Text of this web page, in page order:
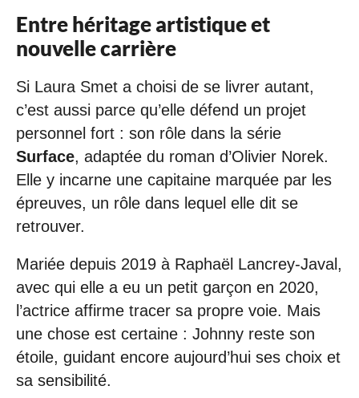
Entre héritage artistique et
nouvelle carrière
Si Laura Smet a choisi de se livrer autant,
c’est aussi parce qu’elle défend un projet
personnel fort : son rôle dans la série
Surface, adaptée du roman d’Olivier Norek.
Elle y incarne une capitaine marquée par les
épreuves, un rôle dans lequel elle dit se
retrouver.
Mariée depuis 2019 à Raphaël Lancrey-Javal,
avec qui elle a eu un petit garçon en 2020,
l’actrice affirme tracer sa propre voie. Mais
une chose est certaine : Johnny reste son
étoile, guidant encore aujourd’hui ses choix et
sa sensibilité.